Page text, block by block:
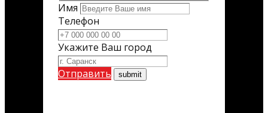
Имя
Телефон
Укажите Ваш город
Отправить